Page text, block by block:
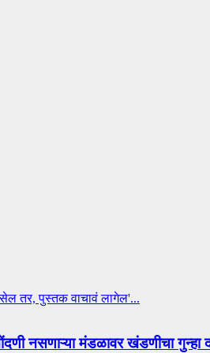
नसणाऱ्या मंडळावर खंडणीचा गुन्हा